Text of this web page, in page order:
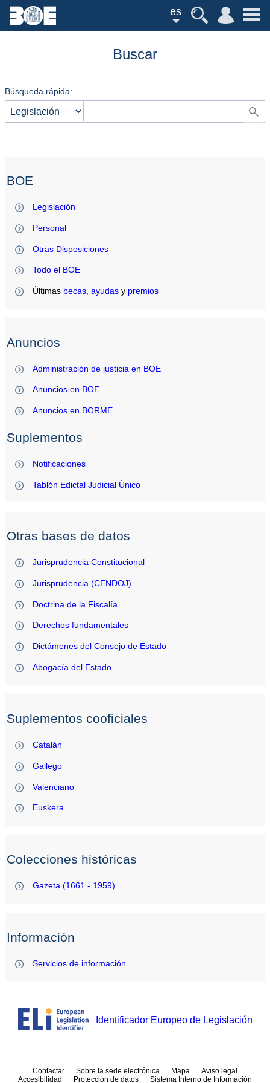
es
Buscar
Búsqueda rápida:
BOE
Legislación
Personal
Otras Disposiciones
Todo el BOE
Últimas becas ,ayudas y premios
Anuncios
Administración de justicia en BOE
Anuncios en BOE
Anuncios en BORME
Suplementos
Notificaciones
Tablón Edictal Judicial Único
Otras bases de datos
Jurisprudencia Constitucional
Jurisprudencia (CENDOJ)
Doctrina de la Fiscalía
Derechos fundamentales
Dictámenes del Consejo de Estado
Abogacía del Estado
Suplementos cooficiales
Catalán
Gallego
Valenciano
Euskera
Colecciones históricas
Gazeta (1661 - 1959)
Información
Servicios de información
Identificador Europeo de Legislación
Contactar Sobre la sede electrónica Mapa
Aviso legal
Accesibilidad
Protección de datos Sistema Interno de Información